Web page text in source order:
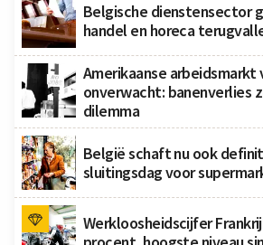
Belgische dienstensector
handel en horeca
Amerikaanse arbeidsmarkt
onverwacht: banenverlies
dilemma
België schaft nu ook
sluitingsdag voor
Werkloosheidscijfer